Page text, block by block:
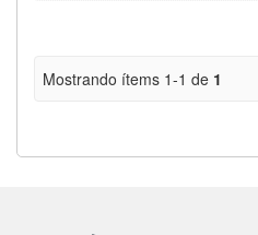
Mostrando ítems 1-1 de 1